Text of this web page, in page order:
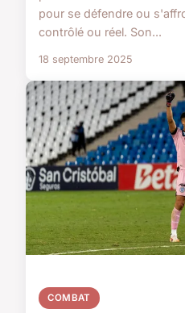
pour se défendre ou
contrôlé ou réel. Son...
18 septembre 2025
COMBAT